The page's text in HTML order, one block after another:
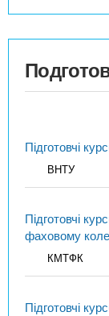
Підготовчі
ВНТУ
Підготовчі
фаховому
КМТФК
Підготовчі